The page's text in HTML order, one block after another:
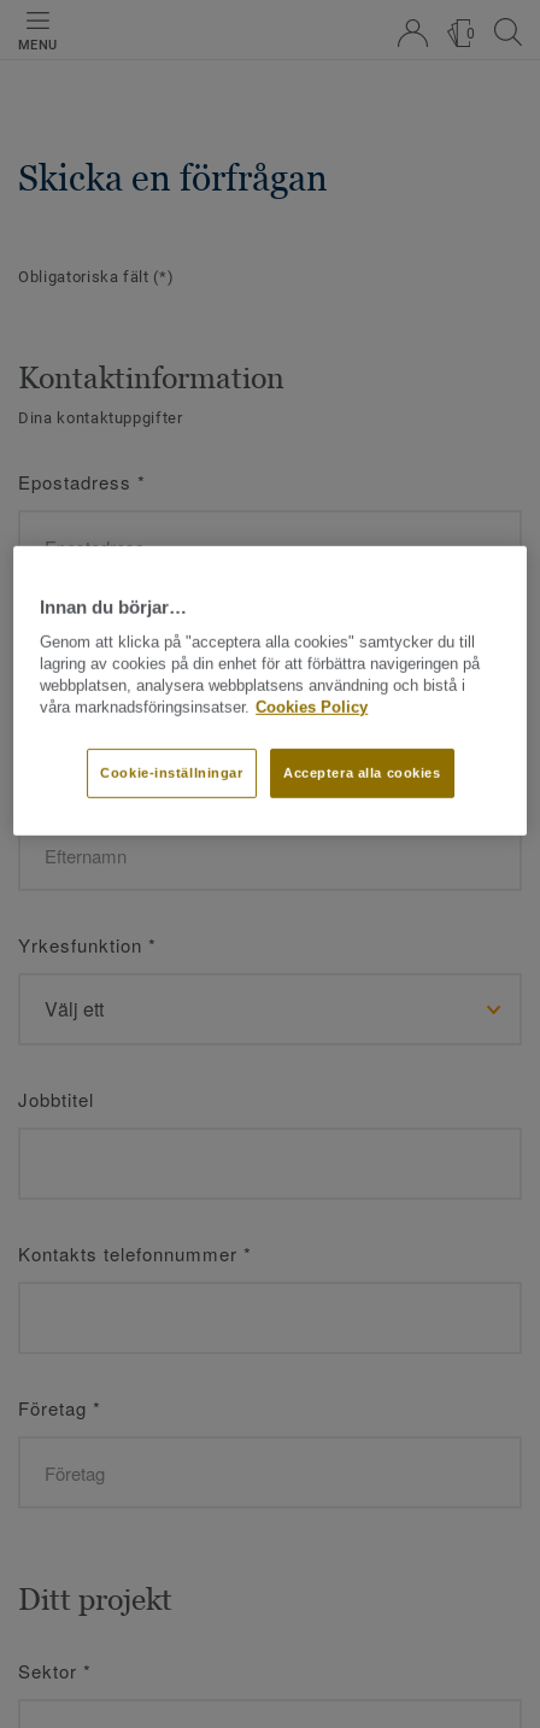
MENU
0
Skicka en förfrågan
Obligatoriska fält (*)
Kontaktinformation
Dina kontaktuppgifter
Epostadress *
Namn*
Efternamn*
Yrkesfunktion *
Jobbtitel
Kontakts telefonnummer *
Företag *
Ditt projekt
Sektor *
Innan du börjar…
Genom att klicka på "acceptera alla cookies" samtycker du till
lagring av cookies på din enhet för att förbättra navigeringen på
webbplatsen, analysera webbplatsens användning och bistå i
våra marknadsföringsinsatser. Cookies Policy
Acceptera alla cookies
Cookie-inställningar